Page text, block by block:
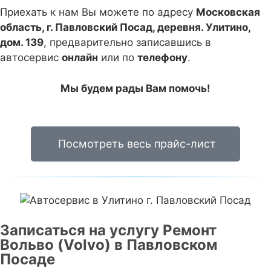
Приехать к нам Вы можете по адресу Московская
область, г. Павловский Посад, деревня. Улитино,
дом. 139, предварительно записавшись в
автосервис онлайн или по телефону.
Мы будем рады Вам помочь!
Посмотреть весь прайс-лист
Записаться на услугу Ремонт
Вольво (Volvo) в Павловском
Посаде